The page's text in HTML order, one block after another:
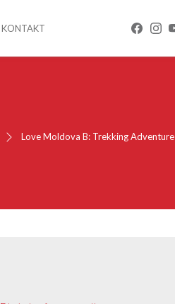
KONTAKT
Love Moldova B: Trekking Adventure